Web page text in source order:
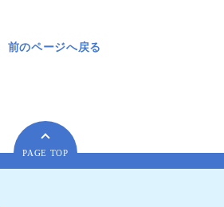
前のページへ戻る
PAGE TOP